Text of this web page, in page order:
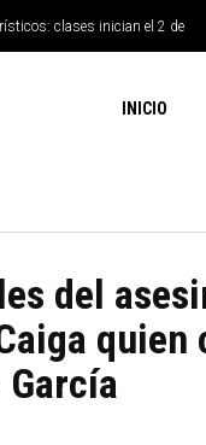
clases inician el 2 de
INICIO
del
quien